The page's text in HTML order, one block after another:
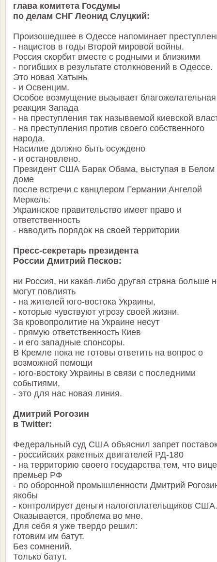
глава комитета Госдумы
по делам СНГ Леонид Слуцкий:
Произошедшее в Одессе напоминает
- нацистов в годы Второй мировой войны.
Россия скорбит вместе с родными и близкими
- погибших в результате столкновений в Одессе.
Это новая Хатынь
- и Освенцим.
Особое возмущение вызывает благожелательная
реакция Запада
- на преступления так называемой киевской
- на преступления против своего собственного
народа.
Насилие должно быть осуждено
- и остановлено.
Президент США Барак Обама, выступая в Белом
доме
после встречи с канцлером Германии Ангелой
Меркель:
Украинское правительство имеет право и
ответственность
- наводить порядок на своей территории
Пресс-секретарь президента
России Дмитрий Песков:
ни Россия, ни какая-либо другая страна больше
могут повлиять
- на жителей юго-востока Украины,
- которые чувствуют угрозу своей жизни.
За кровопролитие на Украине несут
- прямую ответственность Киев
- и его западные спонсоры.
В Кремле пока не готовы ответить на вопрос о
возможной помощи
- юго-востоку Украины в связи с последними
событиями,
- это для нас новая линия.
Дмитрий Рогозин
в Twitter:
Федеральный суд США объяснил запрет
- российских ракетных двигателей РД-180
- на территорию своего государства тем, что
премьер РФ
- по оборонной промышленности Дмитрий
якобы
- контролирует деньги налогоплательщиков США.
Оказывается, проблема во мне.
Для себя я уже твердо решил:
готовим им батут.
Без сомнений.
Только батут.